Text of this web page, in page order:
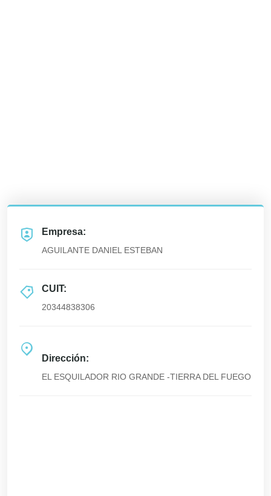
Empresa:
AGUILANTE DANIEL ESTEBAN
CUIT:
20344838306
Dirección:
EL ESQUILADOR RIO GRANDE -TIERRA DEL FUEGO